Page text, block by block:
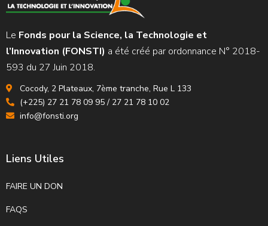
Le Fonds pour la Science, la Technologie et
l’Innovation (FONSTI) a été créé par ordonnance N° 2018-
593 du 27 Juin 2018.
Cocody, 2 Plateaux, 7ème tranche, Rue L 133
(+225) 27 21 78 09 95 / 27 21 78 10 02
info@fonsti.org
Liens Utiles
FAIRE UN DON
FAQS